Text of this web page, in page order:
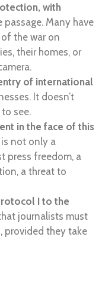
with
passage. Many have
the war on
their homes, or
of international
It doesn’t
see.
in the face of this
not only a
press freedom, a
a threat to
I to the
journalists must
provided they take